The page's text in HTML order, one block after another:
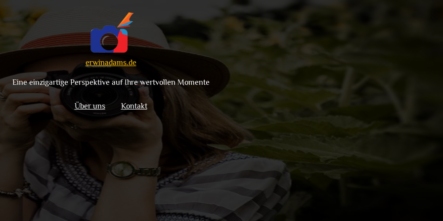
erwinadams.de
Eine einzigartige Perspektive auf Ihre wertvollen Momente
Über uns Kontakt